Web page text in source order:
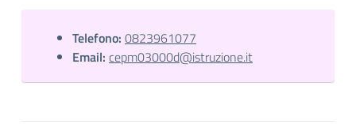
Telefono: 0823961077
Email: cepm03000d@istruzione.it